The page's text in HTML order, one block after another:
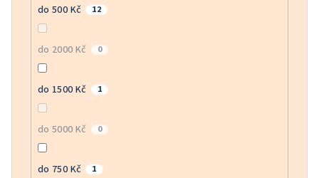
do 500 Kč 12
do 2000 Kč 0
do 1500 Kč 1
do 5000 Kč 0
do 750 Kč 1